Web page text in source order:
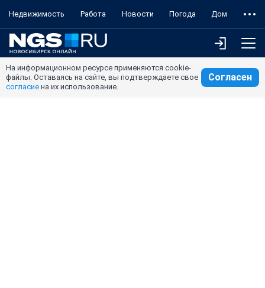
Недвижимость Работа Новости Погода Дом
На информационном ресурсе применяются cookie-
файлы. Оставаясь на сайте, вы подтверждаете свое
согласие на их использование.
Согласен